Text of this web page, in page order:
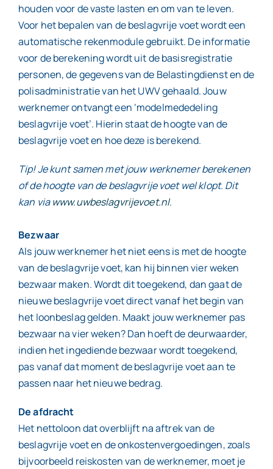
houden voor de vaste lasten en om van te leven.
Voor het bepalen van de beslagvrije voet wordt een
automatische rekenmodule gebruikt. De informatie
voor de berekening wordt uit de basisregistratie
personen, de gegevens van de Belastingdienst en de
polisadministratie van het UWV gehaald. Jouw
werknemer ontvangt een ‘modelmededeling
beslagvrije voet’. Hierin staat de hoogte van de
beslagvrije voet en hoe deze is berekend.
Tip! Je kunt samen met jouw werknemer berekenen
of de hoogte van de beslagvrije voet wel klopt. Dit
kan viawww.uwbeslagvrijevoet.nl.
Bezwaar
Als jouw werknemer het niet eens is met de hoogte
van de beslagvrije voet, kan hij binnen vier weken
bezwaar maken. Wordt dit toegekend, dan gaat de
nieuwe beslagvrije voet direct vanaf het begin van
het loonbeslag gelden. Maakt jouw werknemer pas
bezwaar na vier weken? Dan hoeft de deurwaarder,
indien het ingediende bezwaar wordt toegekend,
pas vanaf dat moment de beslagvrije voet aan te
passen naar het nieuwe bedrag.
De afdracht
Het nettoloon dat overblijft na aftrek van de
beslagvrije voet en de onkostenvergoedingen, zoals
bijvoorbeeld reiskosten van de werknemer, moet je